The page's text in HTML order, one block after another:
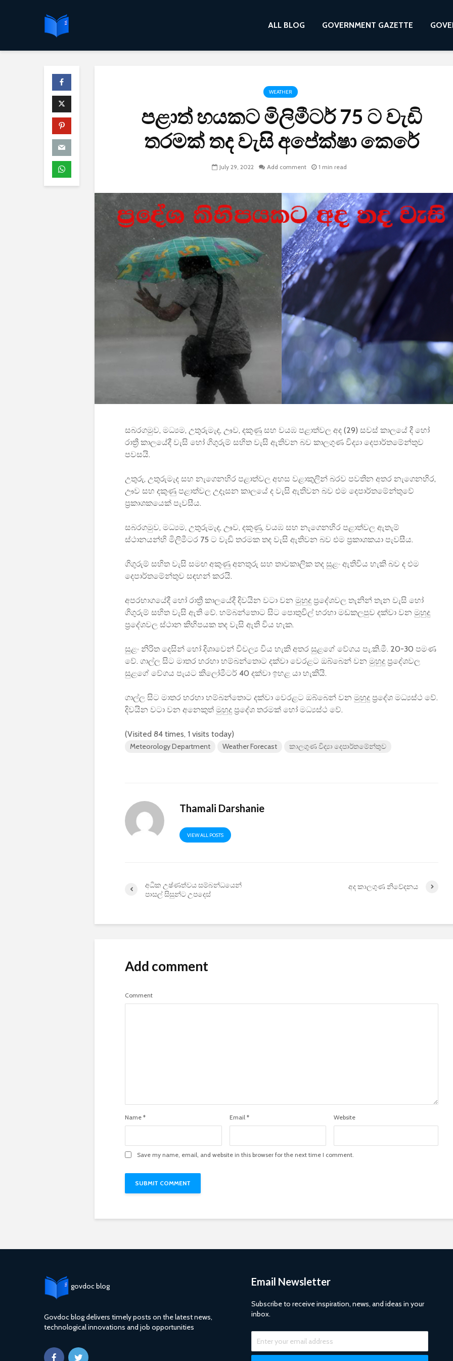
ALL BLOG GOVERNMENT GAZETTE
WEATHER
පළාත් හයකට මිලිමීටර් 75 ට වැඩි
තරමක් තද වැසි අපේක්ෂා කෙරේ
July 29, 2022 Add comment 1 min read
සබරගමුව, මධ්‍යම, උතුරුමැද, ඌව, දකුණු සහ වයඹ පළාත්වල අද (29) සවස් කාලයේ දී හෝ
රාත්‍රී කාලයේදී වැසි හෝ ගිගුරුම් සහිත වැසි ඇතිවන බව කාලගුණ විද්‍යා දෙපාර්තමේන්තුව
පවසයි.
උතුරු, උතුරුමැද සහ නැගෙනහිර පළාත්වල අහස වළාකුලින් බරව පවතින අතර නැගෙනහිර,
ඌව සහ දකුණු පළාත්වල උදෑසන කාලයේ ද වැසි ඇතිවන බව එම දෙපාර්තමේන්තුවේ
ප්‍රකාශකයෙක් පැවසීය.
සබරගමුව, මධ්‍යම, උතුරුමැද, ඌව, දකුණු, වයඹ සහ නැගෙනහිර පළාත්වල ඇතැම්
ස්ථානයන්හි මිලිමීටර 75 ට වැඩි තරමක තද වැසි ඇතිවන බව එම ප්‍රකාශකයා පැවසීය.
ගිගුරුම් සහිත වැසි සමඟ අකුණු අනතුරු සහ තාවකාලික තද සුළං ඇතිවිය හැකි බව ද එම
දෙපාර්තමේන්තුව සඳහන් කරයි.
අපරභාගයේදී හෝ රාත්‍රී කාලයේදී දිවයින වටා වන මුහුදු ප්‍රදේශවල තැනින් තැන වැසි හෝ
ගිගුරුම් සහිත වැසි ඇති වේ. හම්බන්තොට සිට පොතුවිල් හරහා මඩකලපුව දක්වා වන මුහුදු
ප්‍රදේශවල ස්ථාන කිහිපයක තද වැසි ඇති විය හැක.
සුළං නිරිත දෙසින් හෝ දිශාවෙන් විචල්‍ය විය හැකි අතර සුළගේ වේගය පැ.කි.මී. 20-30 පමණ
වේ. ගාල්ල සිට මාතර හරහා හම්බන්තොට දක්වා වෙරළට ඔබ්බෙන් වන මුහුදු ප්‍රදේශවල
සුළගේ වේගය පැයට කිලෝමීටර් 40 දක්වා ඉහළ යා හැකියි.
ගාල්ල සිට මාතර හරහා හම්බන්තොට දක්වා වෙරළට ඔබ්බෙන් වන මුහුදු ප්‍රදේශ මධ්‍යස්ථ වේ.
දිවයින වටා වන අනෙකුත් මුහුදු ප්‍රදේශ තරමක් හෝ මධ්‍යස්ථ වේ.
(Visited 84 times, 1 visits today)
Meteorology Department Weather Forecast කාලගුණ විද්‍යා දෙපාර්තමේන්තුව
Thamali Darshanie
VIEW ALL POSTS
අධික උෂ්ණත්වය සම්බන්ධයෙන්
පාසල් සිසුන්ට උපදෙස්
අද කාලගුණ නිවේදනය
Add comment
Comment
Name * Email * Website
Save my name, email, and website in this browser for the next time I comment.
විවෘත විශ්වවිද්‍යාලයේ
පුස්තකාල හා තොරතුරු
අධ්‍යයනය පිළිබඳ
ශාස්ත්‍රවේදී උපාධිය
2026 සදහා අයදුම්පත්
කැදවීම
HelaPOS QR කේත
නිර්මාණ සේවාව
2025 (2026) අ.පො.ස.
උසස් පෙළ විභාග
ප්‍රතිඵල නිකුත් කෙරේ
සෝරා
යෙදුම
OpenAI
කරයි
ජාතික
ඇපල්
එළිදක්වයි
govdoc blog
Govdoc blog delivers timely posts on the latest news,
technological innovations and job opportunities
Email Newsletter
Subscribe to receive inspiration, news, and ideas in your
inbox.